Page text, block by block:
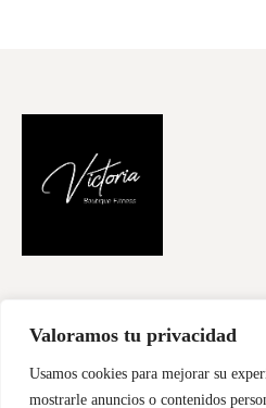
Valoramos tu privacidad
Usamos cookies para mejorar su
mostrarle anuncios o contenidos